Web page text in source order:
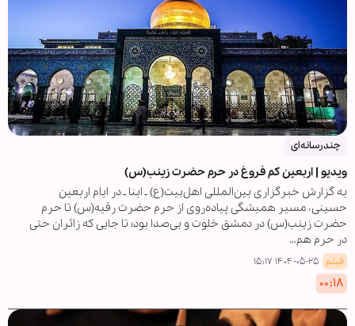
چندرسانه‌ای
ویدیو | اربعین کم فروغ در حرم حضرت زینب(س)
به گزارش خبرگزاری بین‌المللی اهل‌بیت(ع) ـ ابنا ـ در ایام اربعین
حسینی، مسیر همیشگی پیاده‌روی از حرم حضرت رقیه(س) تا حرم
حضرت زینب(س) در دمشق خلوت و بی‌صدا بود؛ تا جایی که زائران حتی
در حرم هم…
فیلم ۱۴۰۴-۰۵-۲۵ ۱۵:۱۷
۰۰:۱۸